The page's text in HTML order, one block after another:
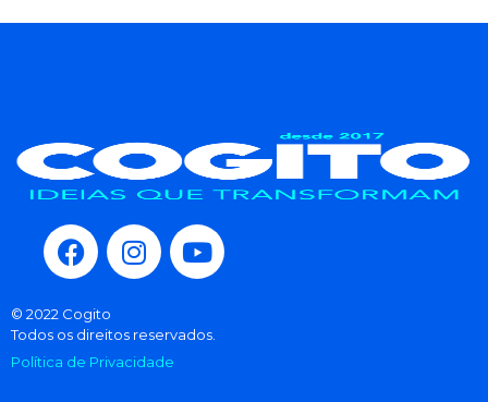
© 2022 Cogito
Todos os direitos reservados.
Política de Privacidade